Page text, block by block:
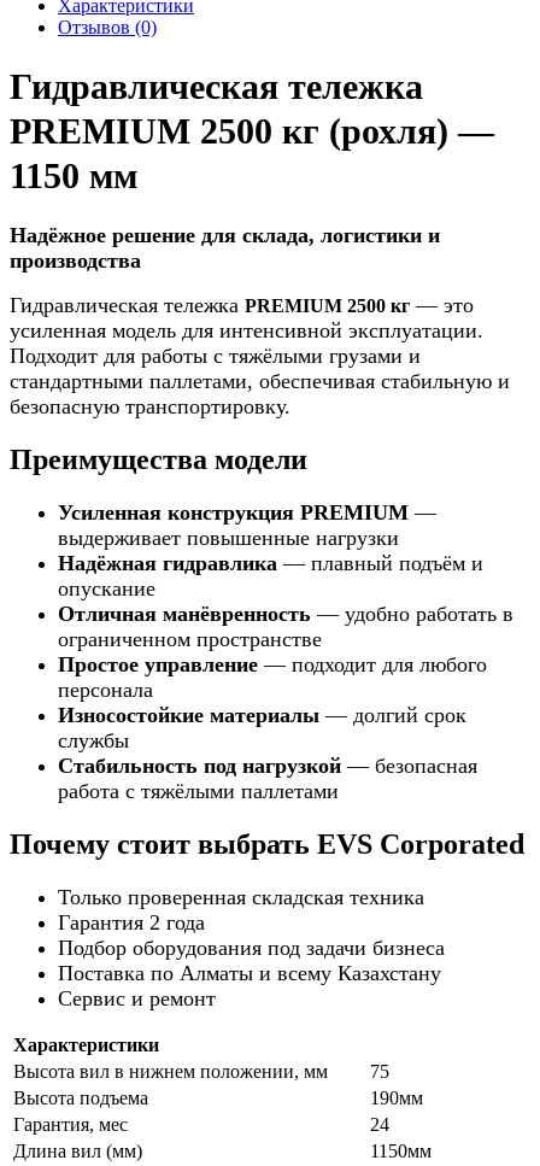
Характеристики
Отзывов (0)
Гидравлическая тележка
PREMIUM 2500 кг (рохля) —
1150 мм
Надёжное решение для склада, логистики и
производства
Гидравлическая тележка PREMIUM 2500 кг — это
усиленная модель для интенсивной эксплуатации.
Подходит для работы с тяжёлыми грузами и
стандартными паллетами, обеспечивая стабильную и
безопасную транспортировку.
Преимущества модели
Усиленная конструкция PREMIUM —
выдерживает повышенные нагрузки
Надёжная гидравлика — плавный подъём и
опускание
Отличная манёвренность — удобно работать в
ограниченном пространстве
Простое управление — подходит для любого
персонала
Износостойкие материалы — долгий срок
службы
Стабильность под нагрузкой — безопасная
работа с тяжёлыми паллетами
Почему стоит выбрать EVS Corporated
Только проверенная складская техника
Гарантия 2 года
Подбор оборудования под задачи бизнеса
Поставка по Алматы и всему Казахстану
Сервис и ремонт
Характеристики
Высота вил в нижнем положении, мм
75
Высота подъема
190мм
Гарантия, мес
24
Длина вил (мм)
1150мм